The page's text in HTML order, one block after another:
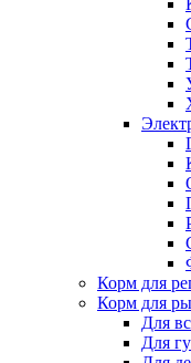
Корм для
Корм для
Для
Для